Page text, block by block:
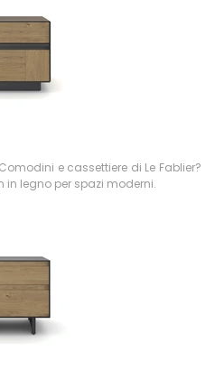
e cassettiere di Le Fablier?
in legno per spazi moderni.